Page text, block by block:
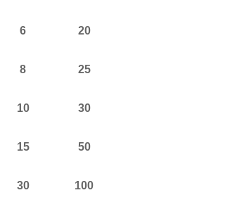
6 20
8 25
10 30
15 50
30 100